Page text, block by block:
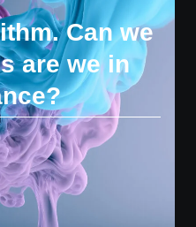
Can we
are we in